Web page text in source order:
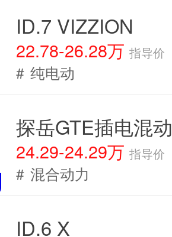
ID.7 VIZZION
22.78-26.28万 指导价
# 纯电动
探岳GTE插电混动
24.29-24.29万 指导价
# 混合动力
ID.6 X